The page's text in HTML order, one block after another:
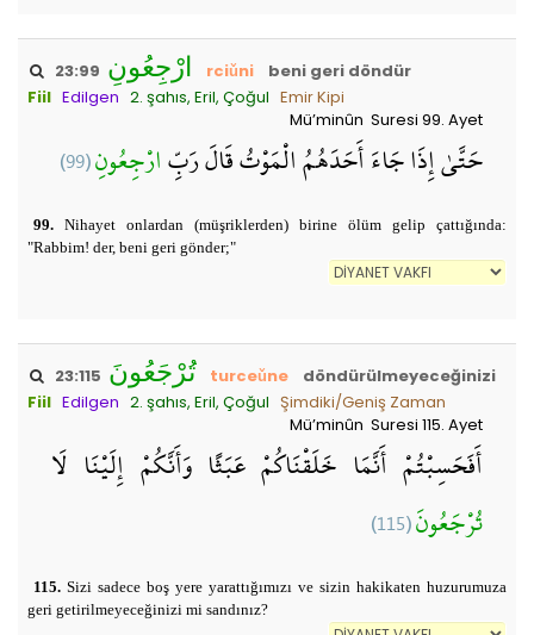
23:99 ارْجِعُونِ rciǔni
beni geri döndür
Fiil Edilgen 2. şahıs, Eril, Çoğul Emir Kipi
Mü’minûn Suresi 99. Ayet
حَتَّىٰ إِذَا جَاءَ أَحَدَهُمُ الْمَوْتُ قَالَ رَبِّارْجِعُونِ(99)
99. Nihayet onlardan (müşriklerden) birine ölüm gelip çattığında:
"Rabbim! der, beni geri gönder;"
23:115 تُرْجَعُونَ turceǔne
döndürülmeyeceğinizi
Fiil Edilgen 2. şahıs, Eril, Çoğul Şimdiki/Geniş Zaman
Mü’minûn Suresi 115. Ayet
أَفَحَسِبْتُمْ أَنَّمَا خَلَقْنَاكُمْ عَبَثًا وَأَنَّكُمْ إِلَيْنَا لَا
تُرْجَعُونَ(115)
115. Sizi sadece boş yere yarattığımızı ve sizin hakikaten huzurumuza
geri getirilmeyeceğinizi mi sandınız?